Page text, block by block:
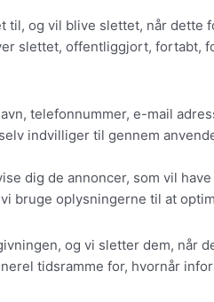
til, og vil blive slettet, når
slettet, offentliggjort, fortabt,
telefonnummer, e-mail
indvilliger til gennem
dig de annoncer, som vil
vi bruge oplysningerne til at
og vi sletter dem,
tidsramme for, hvornår